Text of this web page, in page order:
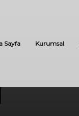
Sayfa Kurumsal